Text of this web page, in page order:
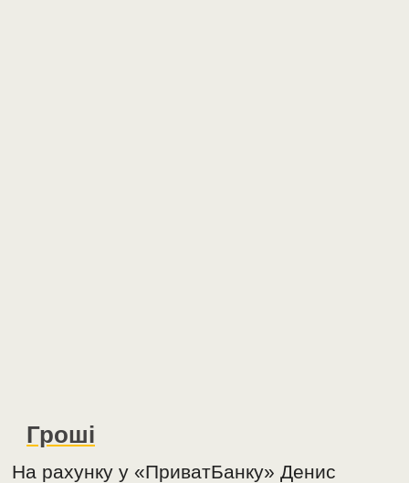
Гроші
На рахунку у «ПриватБанку» Денис